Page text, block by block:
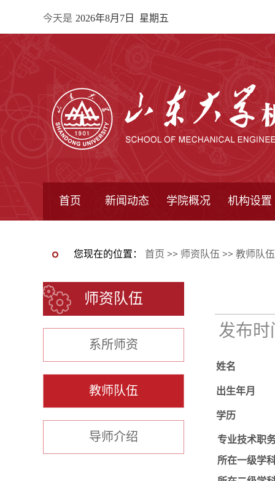
今天是 2026年8月7日 星期五
首页 新闻动态 学院概况 机构设置
您现在的位置： 首页 >> 师资队伍 >> 教师队伍
师资队伍
系所师资
教师队伍
导师介绍
发布
姓名
出生年月
学历
专业技术职
所在一级学